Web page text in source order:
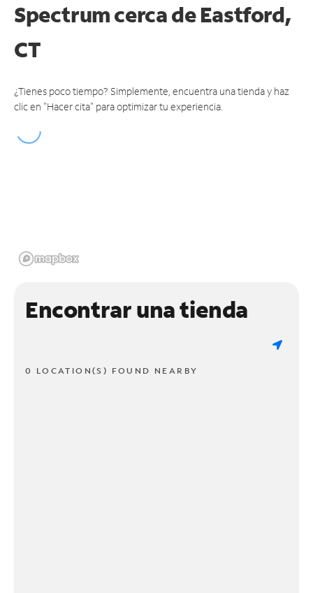
Spectrumcerca de Eastford,
CT
¿Tienes poco tiempo? Simplemente, encuentra una tienda y haz
clic en "Hacer cita" para optimizar tu experiencia.
Encontrar una tienda
0 LOCATION(S) FOUND NEARBY